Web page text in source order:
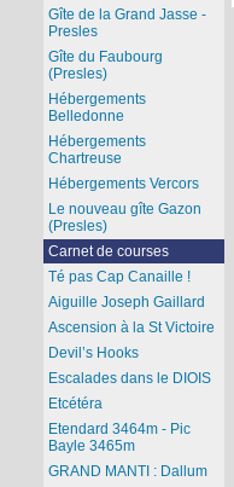
Gîte de la Grand Jasse -
Presles
Gîte du Faubourg
(Presles)
Hébergements
Belledonne
Hébergements
Chartreuse
Hébergements Vercors
Le nouveau gîte Gazon
(Presles)
Carnet de courses
Té pas Cap Canaille !
Aiguille Joseph Gaillard
Ascension à la St Victoire
Devil’s Hooks
Escalades dans le DIOIS
Etcétéra
Etendard 3464m - Pic
Bayle 3465m
GRAND MANTI : Dallum